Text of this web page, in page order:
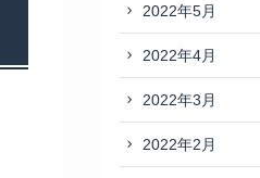
2022年5月
2022年4月
2022年3月
2022年2月